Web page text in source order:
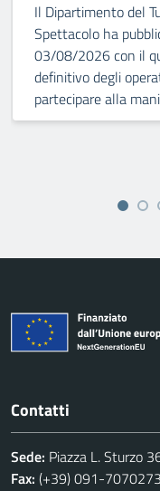
Il Dipartimento del
Spettacolo ha
03/08/2026 con il
definitivo degli
partecipare alla
Contatti
Sede: Piazza L. Sturzo
Fax: (+39) 091-7070273